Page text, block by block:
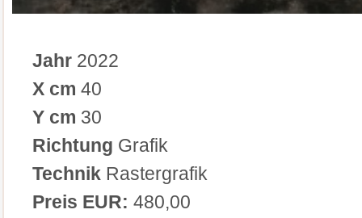
Jahr 2022
X cm 40
Y cm 30
Richtung Grafik
Technik Rastergrafik
Preis EUR: 480,00